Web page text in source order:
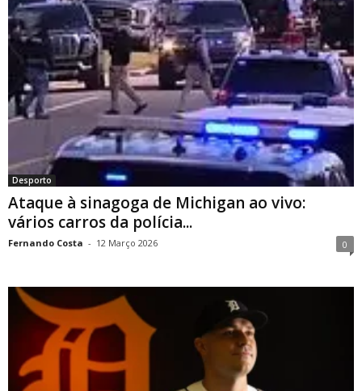
Desporto
Ataque à sinagoga de Michigan ao vivo:
vários carros da polícia...
Fernando Costa - 12 Março 2026 0